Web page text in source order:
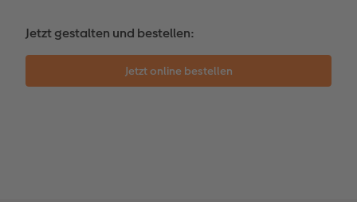
Jetzt gestalten und bestellen: